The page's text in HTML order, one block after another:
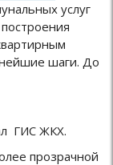
услуг
шаги. До
ГИС ЖКХ.
прозрачной